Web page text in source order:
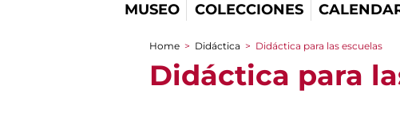
MUSEO COLECCIONES
You are here
Home > Didáctica > Didáctica para las escuelas
Didáctica para